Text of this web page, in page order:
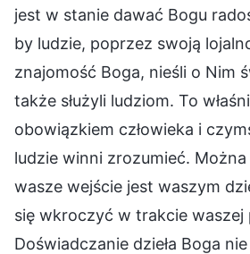
jest w stanie dawać Bogu
by ludzie, poprzez swoją
znajomość Boga, nieśli o Nim
także służyli ludziom. To
obowiązkiem człowieka i
ludzie winni zrozumieć.
wasze wejście jest waszym
się wkroczyć w trakcie waszej
Doświadczanie dzieła Boga